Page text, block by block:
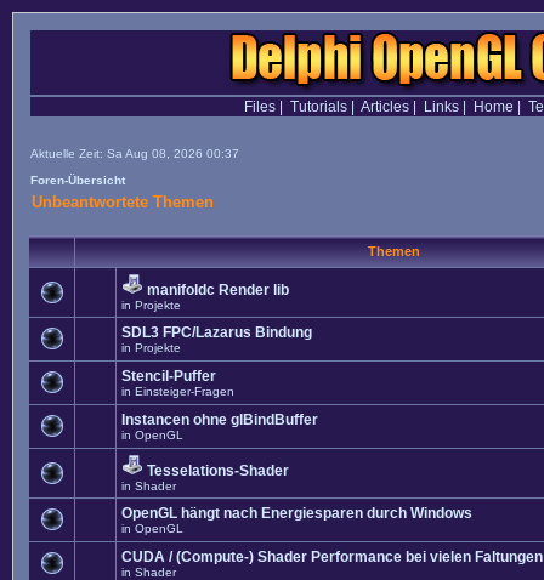
Files| Tutorials| Articles| Links| Home
Aktuelle Zeit: Sa Aug 08, 2026 00:37
Foren-Übersicht
Unbeantwortete Themen
Themen
manifoldc Render lib
in Projekte
SDL3 FPC/Lazarus Bindung
in Projekte
Stencil-Puffer
in Einsteiger-Fragen
Instancen ohne glBindBuffer
in OpenGL
Tesselations-Shader
in Shader
OpenGL hängt nach Energiesparen durch Windows
in OpenGL
CUDA / (Compute-) Shader Performance bei vielen Faltungen
in Shader